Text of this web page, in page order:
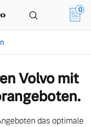
|
Volvo mit
das optimale
0